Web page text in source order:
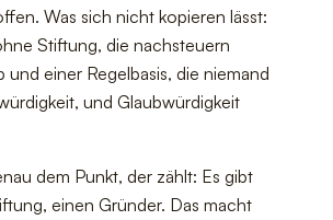
Was sich nicht kopieren lässt:
Stiftung, die nachsteuern
einer Regelbasis, die niemand
und Glaubwürdigkeit
dem Punkt, der zählt: Es gibt
einen Gründer. Das macht